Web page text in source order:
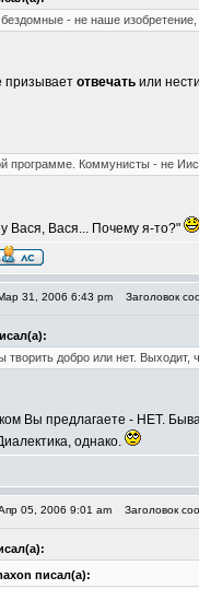
- не наше изобретение,
призывает отвечать или
программе. Коммунисты - не
Вася, Вася... Почему я-то?"
31, 2006 6:43 pm Заголовок
творить добро или нет. Выходит,
Вы предлагаете - НЕТ.
однако.
05, 2006 9:01 am Заголовок
писал(а):